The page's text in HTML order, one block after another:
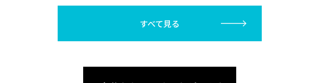
すべて見る